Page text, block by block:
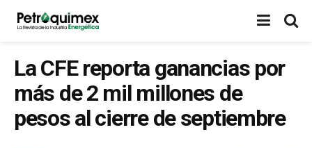
La CFE reporta ganancias por
más de 2 mil millones de
pesos al cierre de septiembre